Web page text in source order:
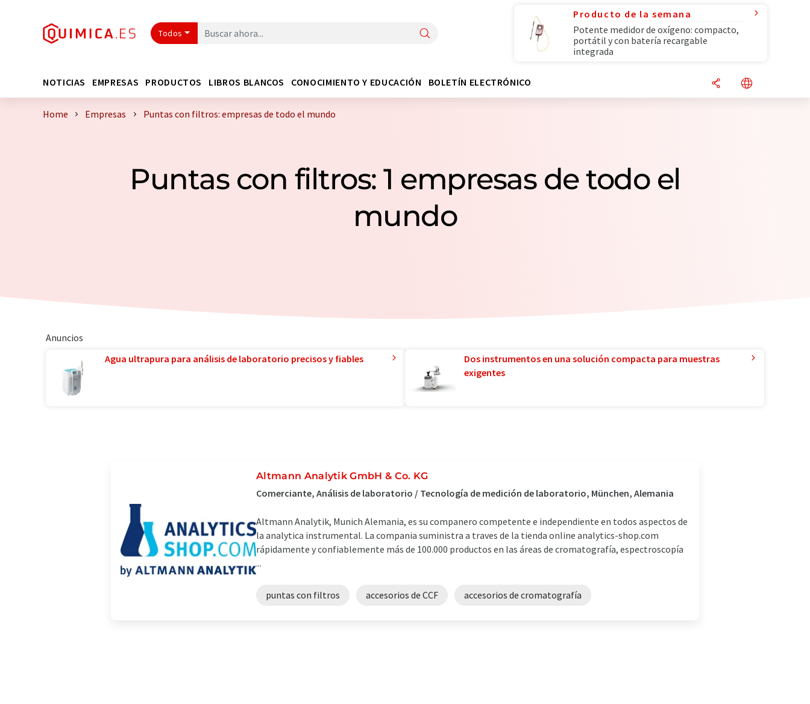
Todos
Producto de la semana
Potente medidor de oxígeno: compacto,
portátil y con batería recargable
integrada
NOTICIAS EMPRESAS PRODUCTOS LIBROS BLANCOS CONOCIMIENTO Y EDUCACIÓN BOLETÍN ELECTRÓNICO
Home Empresas Puntas con filtros: empresas de todo el mundo
Puntas con filtros: 1 empresas de todo el
mundo
Anuncios
Agua ultrapura para análisis de laboratorio precisos y fiables
Dos instrumentos en una solución compacta para muestras
exigentes
Altmann Analytik GmbH & Co. KG
Comerciante, Análisis de laboratorio / Tecnología de medición de laboratorio, München, Alemania
Altmann Analytik, Munich Alemania, es su companero competente e independiente en todos aspectos de
la analytica instrumental. La compania suministra a traves de la tienda online analytics-shop.com
rápidamente y confiablemente más de 100.000 productos en las áreas de cromatografía, espectroscopía
...
puntas con filtros accesorios de CCF accesorios de cromatografía